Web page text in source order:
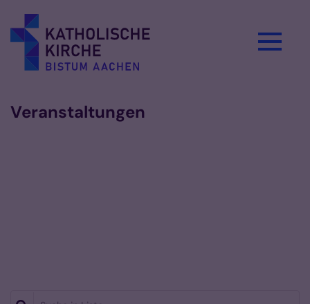
Veranstaltungen
Suche in Liste